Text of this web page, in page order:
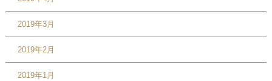
2019年3月
2019年2月
2019年1月